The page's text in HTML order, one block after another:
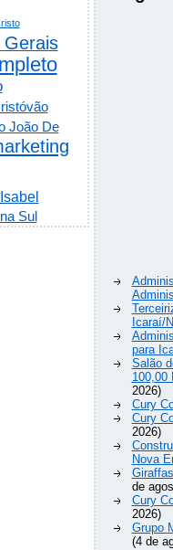
Icaraí/
para
Salão
100,00
2026)
Cury
Cury
2026)
Nova
de
Cury
2026)
Grupo
(4 de
João De
Sul